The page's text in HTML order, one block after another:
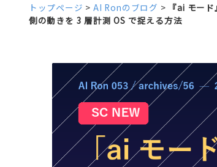
トップページ >AI Ronのブログ > 『ai モー
側の動きを 3 層計測 OS で捉える方法